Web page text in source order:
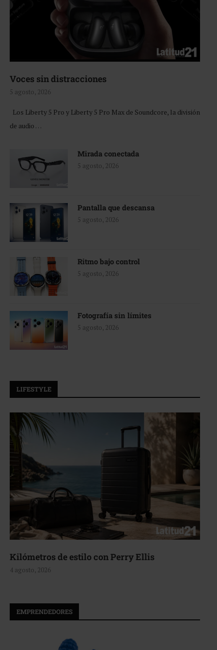
Voces sin distracciones
5 agosto, 2026
Los Liberty 5 Pro y Liberty 5 Pro Max de Soundcore, la división
de audio …
Mirada conectada
5 agosto, 2026
Pantalla que descansa
5 agosto, 2026
Ritmo bajo control
5 agosto, 2026
Fotografía sin límites
5 agosto, 2026
LIFESTYLE
Aerie, texturas que fluyen
4 agosto, 2026
EMPRENDEDORES